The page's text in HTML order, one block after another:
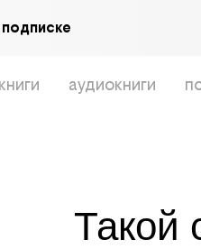
книги аудиокниги
Такой